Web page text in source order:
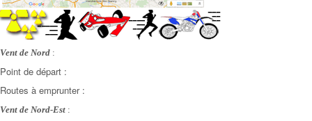
Vent de Nord :
Point de départ :
Routes à emprunter :
Vent de Nord-Est :